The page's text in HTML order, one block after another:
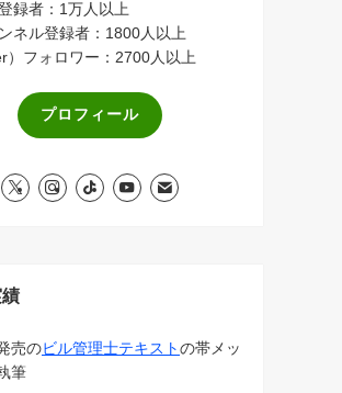
録者：1万人以上
ネル登録者：1800人以上
）フォロワー：2700人以上
プロフィール
売のビル管理士テキストの帯メッ
筆